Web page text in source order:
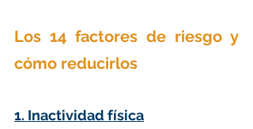
Los 14 factores de riesgo y
cómo reducirlos
1. Inactividad física